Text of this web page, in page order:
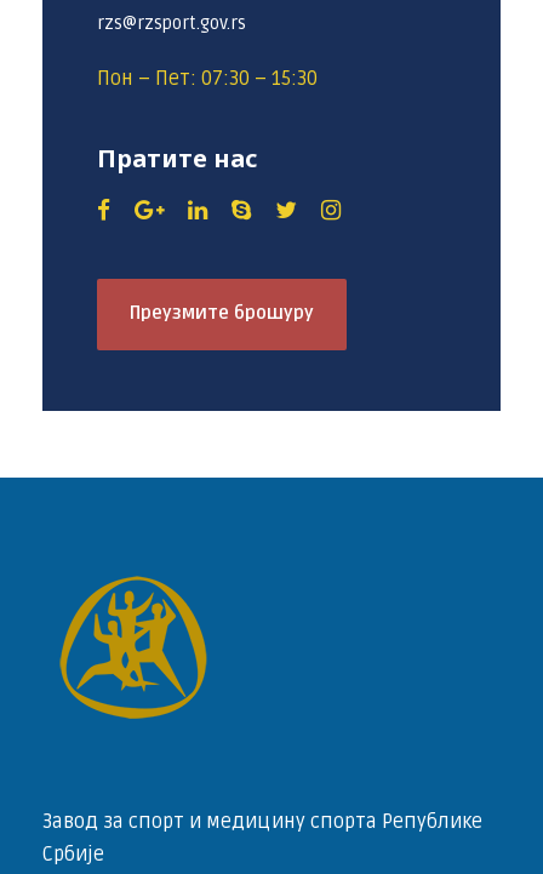
rzs@rzsport.gov.rs
Пон – Пет: 07:30 – 15:30
Пратите нас
Преузмите брошуру
Завод за спорт и медицину спорта Републике
Србије